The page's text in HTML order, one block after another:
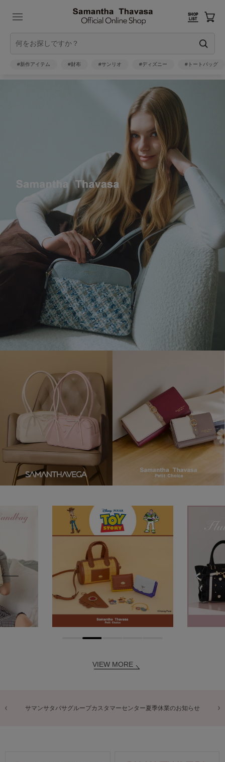
#新作アイテム #財布 #サンリオ #ディズニー #トートバッグ
VIEW MORE
タバサグループカスタマーセンター夏季休業のお知らせ